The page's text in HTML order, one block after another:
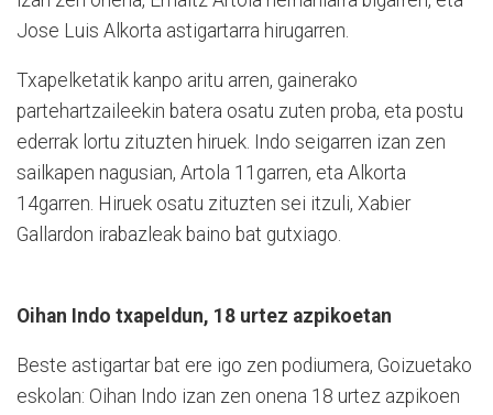
Jose Luis Alkorta astigartarra hirugarren.
Txapelketatik kanpo aritu arren, gainerako
partehartzaileekin batera osatu zuten proba, eta postu
ederrak lortu zituzten hiruek. Indo seigarren izan zen
sailkapen nagusian, Artola 11garren, eta Alkorta
14garren. Hiruek osatu zituzten sei itzuli, Xabier
Gallardon irabazleak baino bat gutxiago.
Oihan Indo txapeldun, 18 urtez azpikoetan
Beste astigartar bat ere igo zen podiumera, Goizuetako
eskolan: Oihan Indo izan zen onena 18 urtez azpikoen